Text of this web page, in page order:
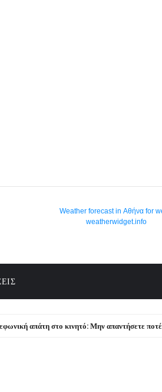
Weather forecast in Αθήνα for
weatherwidget.info
στο κινητό: Μην απαντήσετε ποτέ σ’